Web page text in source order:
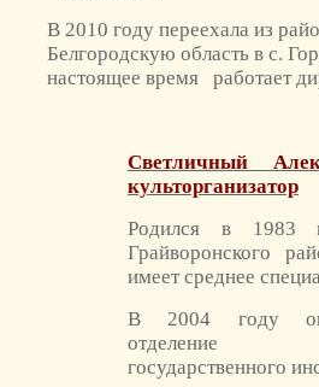
В 2010 году переехала из
Белгородскую область в с.
настоящее время работает
Светличный
культорганизатор
Родился в 1983
Грайворонского
имеет среднее
В 2004 году
отделение
государственного